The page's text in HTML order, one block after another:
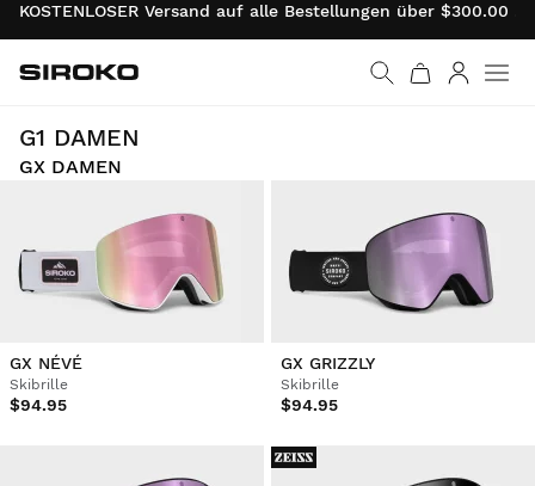
KOSTENLOSER Versand auf alle Bestellungen über $300.00
Siroko.com
G1 DAMEN
Erziele unter härtesten Bedingungen bestmögliche Sicht. Beherrsche jede Abfahrt.
GX DAMEN
GX NÉVÉ
Skibrille
$94.95
GX GRIZZLY
Skibrille
$94.95